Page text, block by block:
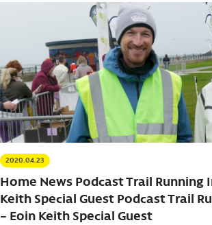
2020.04.23
Home News Podcast Trail Running
Keith Special Guest Podcast Trail
– Eoin Keith Special Guest